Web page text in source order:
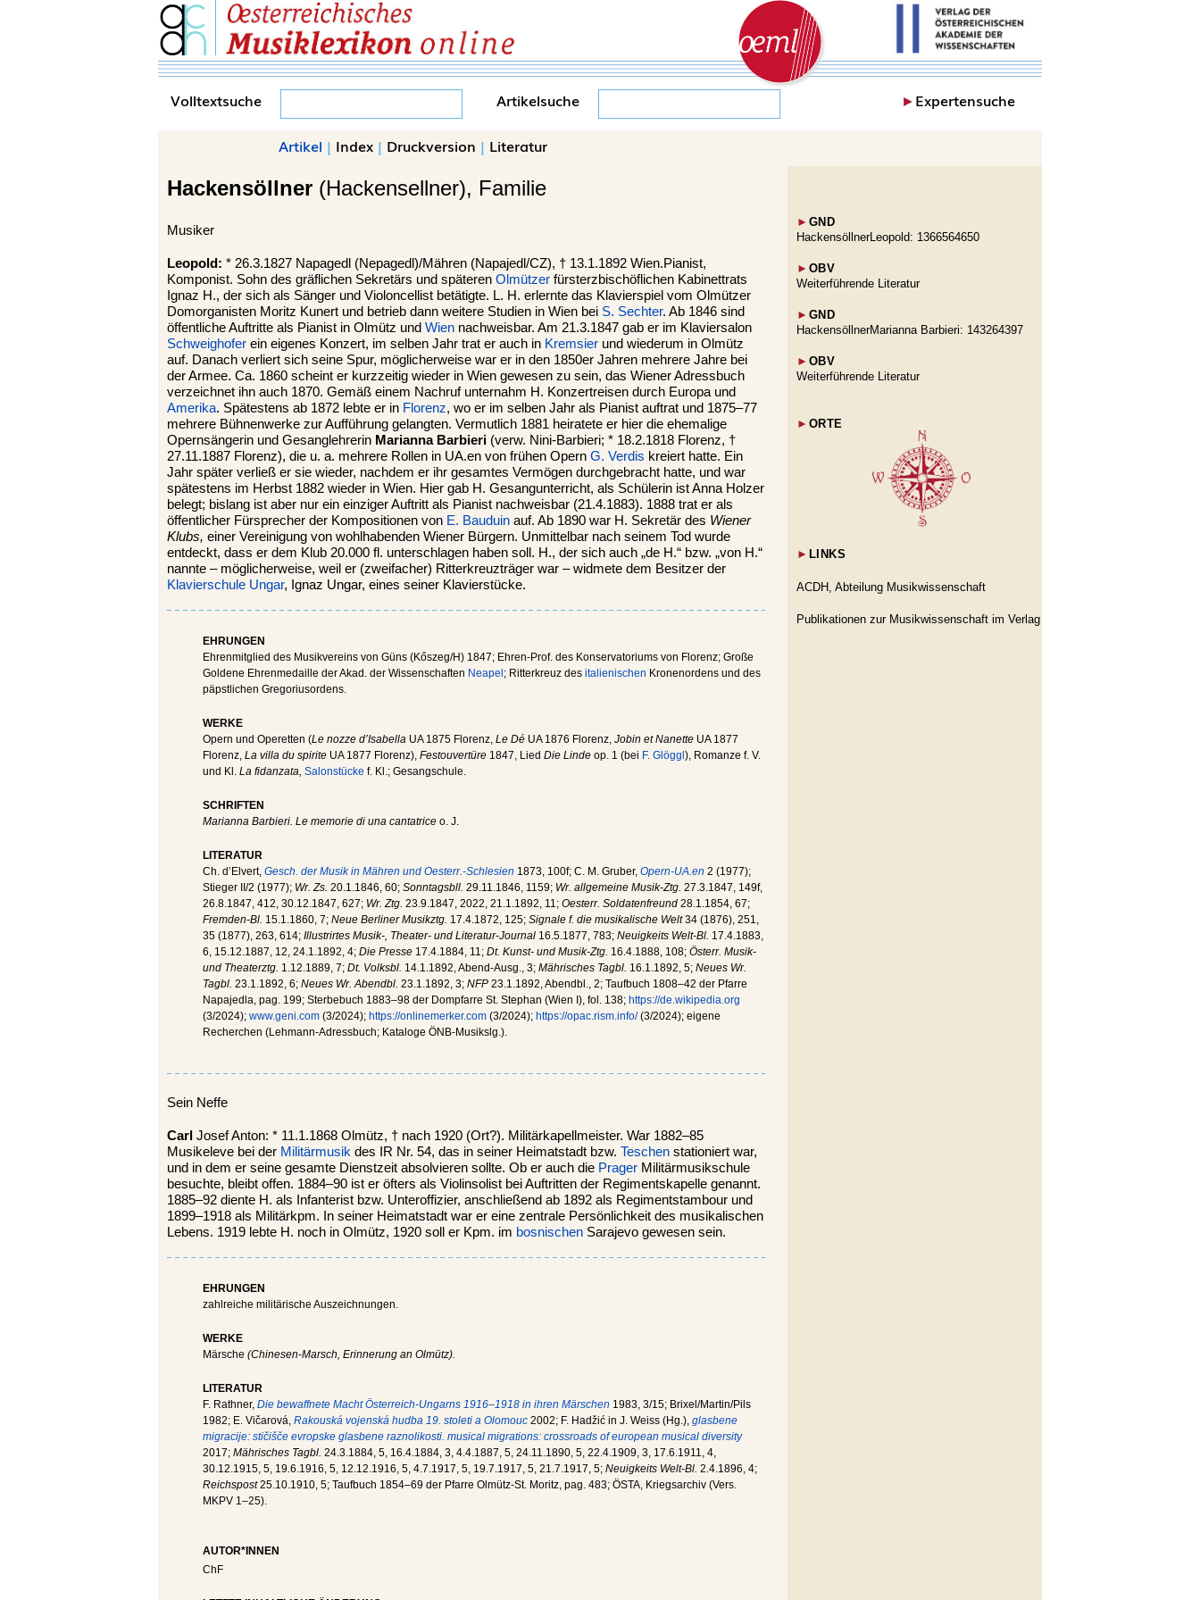
Volltextsuche Artikelsuche ►Expertensuche
Artikel | Index | Druckversion | Literatur
Hackensöllner (Hackensellner), Familie
Musiker
Leopold: * 26.3.1827 Napagedl (Nepagedl)/Mähren (Napajedl/CZ), † 13.1.1892 Wien.Pianist,
Komponist. Sohn des gräflichen Sekretärs und späteren Olmützer fürsterzbischöflichen Kabinettrats
Ignaz H., der sich als Sänger und Violoncellist betätigte. L. H. erlernte das Klavierspiel vom Olmützer
Domorganisten Moritz Kunert und betrieb dann weitere Studien in Wien bei S. Sechter. Ab 1846 sind
öffentliche Auftritte als Pianist in Olmütz und Wien nachweisbar. Am 21.3.1847 gab er im Klaviersalon
Schweighofer ein eigenes Konzert, im selben Jahr trat er auch in Kremsier und wiederum in Olmütz
auf. Danach verliert sich seine Spur, möglicherweise war er in den 1850er Jahren mehrere Jahre bei
der Armee. Ca. 1860 scheint er kurzzeitig wieder in Wien gewesen zu sein, das Wiener Adressbuch
verzeichnet ihn auch 1870. Gemäß einem Nachruf unternahm H. Konzertreisen durch Europa und
Amerika. Spätestens ab 1872 lebte er in Florenz, wo er im selben Jahr als Pianist auftrat und 1875–77
mehrere Bühnenwerke zur Aufführung gelangten. Vermutlich 1881 heiratete er hier die ehemalige
Opernsängerin und Gesanglehrerin Marianna Barbieri (verw. Nini-Barbieri; * 18.2.1818 Florenz, †
27.11.1887 Florenz), die u. a. mehrere Rollen in UA.en von frühen Opern G. Verdis kreiert hatte. Ein
Jahr später verließ er sie wieder, nachdem er ihr gesamtes Vermögen durchgebracht hatte, und war
spätestens im Herbst 1882 wieder in Wien. Hier gab H. Gesangunterricht, als Schülerin ist Anna Holzer
belegt; bislang ist aber nur ein einziger Auftritt als Pianist nachweisbar (21.4.1883). 1888 trat er als
öffentlicher Fürsprecher der Kompositionen von E. Bauduin auf. Ab 1890 war H. Sekretär des Wiener
Klubs, einer Vereinigung von wohlhabenden Wiener Bürgern. Unmittelbar nach seinem Tod wurde
entdeckt, dass er dem Klub 20.000 fl. unterschlagen haben soll. H., der sich auch „de H.“ bzw. „von H.“
nannte – möglicherweise, weil er (zweifacher) Ritterkreuzträger war – widmete dem Besitzer der
Klavierschule Ungar, Ignaz Ungar, eines seiner Klavierstücke.
EHRUNGEN
Ehrenmitglied des Musikvereins von Güns (Kőszeg/H) 1847; Ehren-Prof. des Konservatoriums von Florenz; Große
Goldene Ehrenmedaille der Akad. der Wissenschaften Neapel; Ritterkreuz des italienischen Kronenordens und des
päpstlichen Gregoriusordens.
WERKE
Opern und Operetten (Le nozze d’Isabella UA 1875 Florenz, Le Dé UA 1876 Florenz, Jobin et Nanette UA 1877
Florenz, La villa du spirite UA 1877 Florenz), Festouvertüre 1847, Lied Die Linde op. 1 (bei F. Glöggl), Romanze f. V.
und Kl. La fidanzata, Salonstücke f. Kl.; Gesangschule.
SCHRIFTEN
Marianna Barbieri. Le memorie di una cantatrice o. J.
LITERATUR
Ch. d’Elvert, Gesch. der Musik in Mähren und Oesterr.-Schlesien 1873, 100f; C. M. Gruber, Opern-UA.en 2 (1977);
Stieger II/2 (1977); Wr. Zs. 20.1.1846, 60; Sonntagsbll. 29.11.1846, 1159; Wr. allgemeine Musik-Ztg. 27.3.1847, 149f,
26.8.1847, 412, 30.12.1847, 627; Wr. Ztg. 23.9.1847, 2022, 21.1.1892, 11; Oesterr. Soldatenfreund 28.1.1854, 67;
Fremden-Bl. 15.1.1860, 7; Neue Berliner Musikztg. 17.4.1872, 125; Signale f. die musikalische Welt34 (1876), 251,
35 (1877), 263, 614; Illustrirtes Musik-, Theater- und Literatur-Journal 16.5.1877, 783; Neuigkeits Welt-Bl. 17.4.1883,
6, 15.12.1887, 12, 24.1.1892, 4; Die Presse 17.4.1884, 11; Dt. Kunst- und Musik-Ztg. 16.4.1888, 108; Österr. Musik-
und Theaterztg. 1.12.1889, 7; Dt. Volksbl. 14.1.1892, Abend-Ausg., 3; Mährisches Tagbl. 16.1.1892, 5; Neues Wr.
Tagbl. 23.1.1892, 6; Neues Wr. Abendbl. 23.1.1892, 3; NFP 23.1.1892, Abendbl., 2; Taufbuch 1808–42 der Pfarre
Napajedla, pag. 199; Sterbebuch 1883–98 der Dompfarre St. Stephan (Wien I), fol. 138; https://de.wikipedia.org
(3/2024); www.geni.com (3/2024); https://onlinemerker.com (3/2024); https://opac.rism.info/(3/2024); eigene
Recherchen (Lehmann-Adressbuch; Kataloge ÖNB-Musikslg.).
Sein Neffe
Carl Josef Anton: * 11.1.1868 Olmütz, † nach 1920 (Ort?). Militärkapellmeister. War 1882–85
Musikeleve bei der Militärmusik des IR Nr. 54, das in seiner Heimatstadt bzw. Teschen stationiert war,
und in dem er seine gesamte Dienstzeit absolvieren sollte. Ob er auch die Prager Militärmusikschule
besuchte, bleibt offen. 1884–90 ist er öfters als Violinsolist bei Auftritten der Regimentskapelle genannt.
1885–92 diente H. als Infanterist bzw. Unteroffizier, anschließend ab 1892 als Regimentstambour und
1899–1918 als Militärkpm. In seiner Heimatstadt war er eine zentrale Persönlichkeit des musikalischen
Lebens. 1919 lebte H. noch in Olmütz, 1920 soll er Kpm. im bosnischen Sarajevo gewesen sein.
EHRUNGEN
zahlreiche militärische Auszeichnungen.
WERKE
Märsche (Chinesen-Marsch, Erinnerung an Olmütz).
LITERATUR
F. Rathner, Die bewaffnete Macht Österreich-Ungarns 1916–1918 in ihren Märschen 1983, 3/15; Brixel/Martin/Pils
1982; E. Vičarová, Rakouská vojenská hudba 19. stoleti a Olomouc 2002; F. Hadžić in J. Weiss (Hg.), glasbene
migracije: stičišče evropske glasbene raznolikosti. musical migrations: crossroads of european musical diversity
2017; Mährisches Tagbl. 24.3.1884, 5, 16.4.1884, 3, 4.4.1887, 5, 24.11.1890, 5, 22.4.1909, 3, 17.6.1911, 4,
30.12.1915, 5, 19.6.1916, 5, 12.12.1916, 5, 4.7.1917, 5, 19.7.1917, 5, 21.7.1917, 5; Neuigkeits Welt-Bl. 2.4.1896, 4;
Reichspost25.10.1910, 5; Taufbuch 1854–69 der Pfarre Olmütz-St. Moritz, pag. 483; ÖSTA, Kriegsarchiv (Vers.
MKPV 1–25).
AUTOR*INNEN
ChF
► GND
HackensöllnerLeopold: 1366564650
► OBV
Weiterführende Literatur
► GND
HackensöllnerMarianna Barbieri: 143264397
► OBV
Weiterführende Literatur
► ORTE
► LINKS
ACDH, Abteilung Musikwissenschaft
Publikationen zur Musikwissenschaft im Verlag